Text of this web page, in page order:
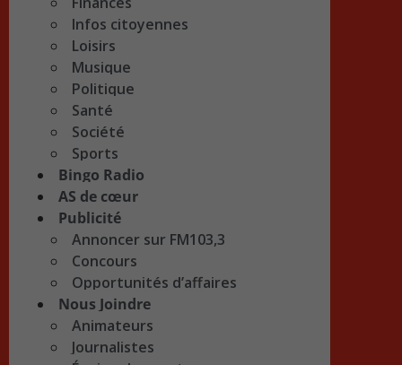
Infos citoyennes
Loisirs
Musique
Politique
Santé
Société
Sports
Bingo Radio
AS de cœur
Publicité
Annoncer sur FM103,3
Concours
Opportunités d’affaires
Nous Joindre
Animateurs
Journalistes